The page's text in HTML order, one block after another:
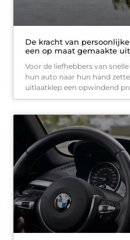
De kracht van
een op maat gemaakte
Voor de liefhebbers van
hun auto naar hun hand
uitlaatklep een opwindend